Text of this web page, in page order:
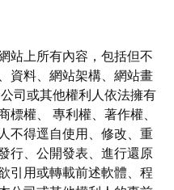
站上所有內容，包括但不
資料、網站架構、網站畫
司或其他權利人依法擁有
權、 專利權、著作權、
不得逕自使用、修改、重
行、公開發表、進行還原
引用或轉載前述軟體、程